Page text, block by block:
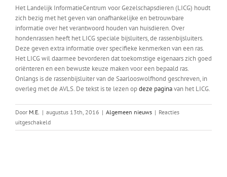
Het Landelijk InformatieCentrum voor Gezelschapsdieren (LICG) houdt
zich bezig met het geven van onafhankelijke en betrouwbare
informatie over het verantwoord houden van huisdieren. Over
hondenrassen heeft het LICG speciale bijsluiters, de rassenbijsluiters.
Deze geven extra informatie over specifieke kenmerken van een ras.
Het LICG wil daarmee bevorderen dat toekomstige eigenaars zich goed
oriënteren en een bewuste keuze maken voor een bepaald ras.
Onlangs is de rassenbijsluiter van de Saarlooswolfhond geschreven, in
overleg met de AVLS. De tekst is te lezen opdeze paginavan het LICG.
Door M.E. | augustus 13th, 2016 | Algemeen nieuws | Reacties
uitgeschakeldvoor
LICG